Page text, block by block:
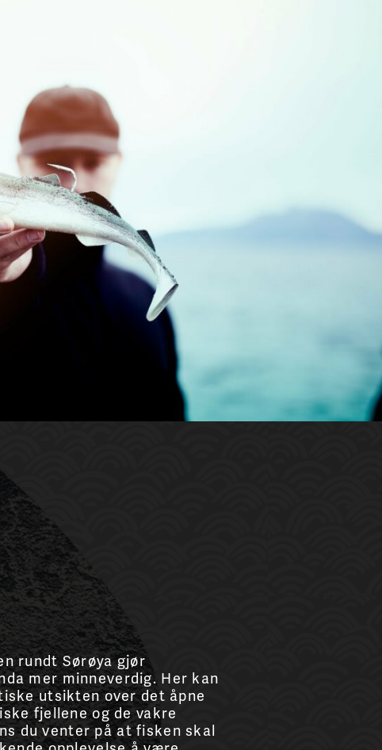
rundt Sørøya gjør
mer minneverdig. Her kan
utsikten over det åpne
fjellene og de vakre
du venter på at fisken skal